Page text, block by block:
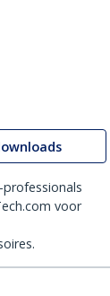
professionals
voor